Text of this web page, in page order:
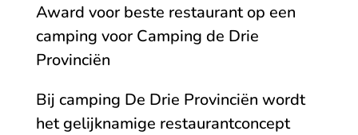
Award voor beste restaurant op een
camping voor Camping de Drie
Provinciën
Bij camping De Drie Provinciën wordt
het gelijknamige restaurantconcept